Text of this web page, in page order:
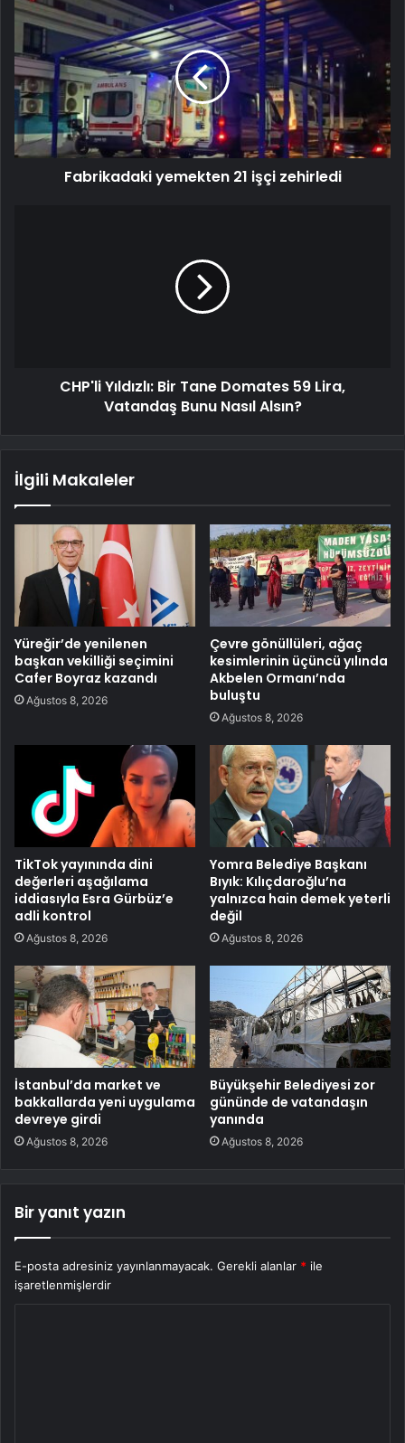
Fabrikadaki yemekten 21 işçi zehirledi
CHP'li Yıldızlı: Bir Tane Domates 59 Lira,
Vatandaş Bunu Nasıl Alsın?
İlgili Makaleler
Yüreğir’de yenilenen
başkan vekilliği seçimini
Cafer Boyraz kazandı
Ağustos 8, 2026
Çevre gönüllüleri, ağaç
kesimlerinin üçüncü yılında
Akbelen Ormanı’nda
buluştu
Ağustos 8, 2026
TikTok yayınında dini
değerleri aşağılama
iddiasıyla Esra Gürbüz’e
adli kontrol
Ağustos 8, 2026
Yomra Belediye Başkanı
Bıyık: Kılıçdaroğlu’na
yalnızca hain demek yeterli
değil
Ağustos 8, 2026
İstanbul’da market ve
bakkallarda yeni uygulama
devreye girdi
Ağustos 8, 2026
Büyükşehir Belediyesi zor
gününde de vatandaşın
yanında
Ağustos 8, 2026
Bir yanıt yazın
E-posta adresiniz yayınlanmayacak. Gerekli alanlar * ile
işaretlenmişlerdir